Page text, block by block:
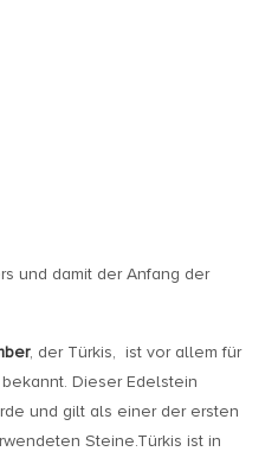
und damit der Anfang der
, der Türkis, ist vor allem für
Dieser Edelstein
und gilt als einer der ersten
Steine.Türkis ist in